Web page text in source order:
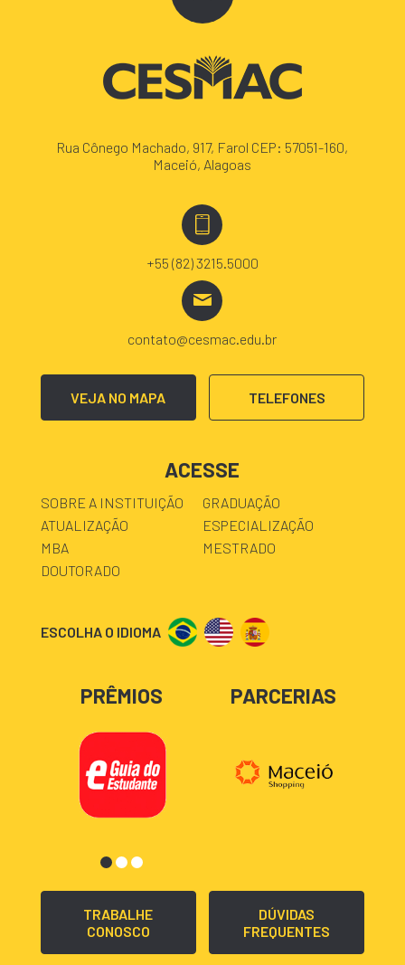
Rua Cônego Machado, 917, Farol CEP: 57051-160,
Maceió, Alagoas
+55 (82) 3215.5000
contato@cesmac.edu.br
VEJA NO MAPA TELEFONES
ACESSE
SOBRE A INSTITUIÇÃO
GRADUAÇÃO
ATUALIZAÇÃO
ESPECIALIZAÇÃO
MBA
MESTRADO
DOUTORADO
ESCOLHA O IDIOMA
PRÊMIOS PARCERIAS
TRABALHE
CONOSCO
DÚVIDAS
FREQUENTES